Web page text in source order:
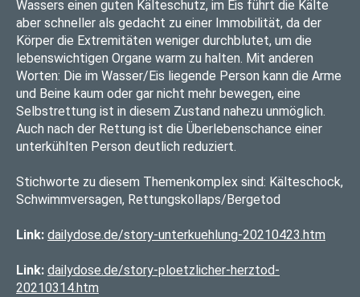
Wassers einen guten Kälteschutz, im Eis führt die Kälte
aber schneller als gedacht zu einer Immobilität, da der
Körper die Extremitäten weniger durchblutet, um die
lebenswichtigen Organe warm zu halten. Mit anderen
Worten: Die im Wasser/Eis liegende Person kann die Arme
und Beine kaum oder gar nicht mehr bewegen, eine
Selbstrettung ist in diesem Zustand nahezu unmöglich.
Auch nach der Rettung ist die Überlebenschance einer
unterkühlten Person deutlich reduziert.
Stichworte zu diesem Themenkomplex sind: Kälteschock,
Schwimmversagen, Rettungskollaps/Bergetod
Link: dailydose.de/story-unterkuehlung-20210423.htm
Link: dailydose.de/story-ploetzlicher-herztod-
20210314.htm